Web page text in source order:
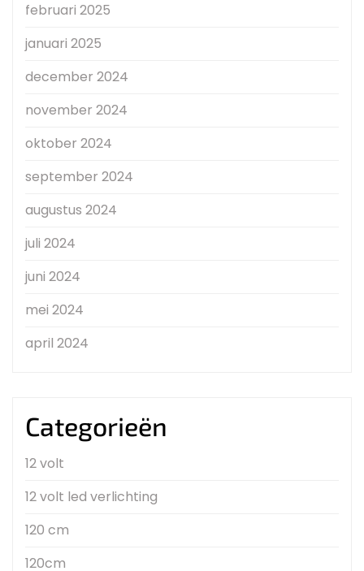
februari 2025
januari 2025
december 2024
november 2024
oktober 2024
september 2024
augustus 2024
juli 2024
juni 2024
mei 2024
april 2024
Categorieën
12 volt
12 volt led verlichting
120 cm
120cm